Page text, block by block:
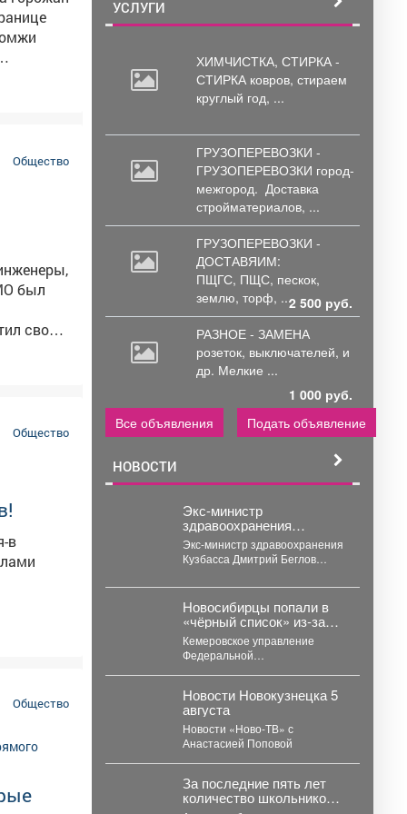
Общество
был
свой
Общество
в
Общество
УСЛУГИ
ХИМЧИСТКА, СТИРКА -
СТИРКА ковров, стираем
круглый год, ...
ГРУЗОПЕРЕВОЗКИ -
ГРУЗОПЕРЕВОЗКИ город-
межгород. Доставка
стройматериалов, ...
ГРУЗОПЕРЕВОЗКИ -
ДОСТАВЯИМ:
ПЩГС, ПЩС, пескок,
землю, торф, ...2 500 руб.
РАЗНОЕ - ЗАМЕНА
розеток, выключателей, и
др. Мелкие ...
1 000 руб.
Все объявления
Подать объявление
НОВОСТИ
Экс-министр
здравоохранения
Кузбасса Беглов
лишился около 115 млн
рублей
Экс-министр здравоохранения
Кузбасса Дмитрий Беглов
режима за взятки. Во время 10-
минутного...
Новосибирцы попали в
«чёрный список» из‑за
срыва ремонта дорог
Прокопьевска
Кемеровское управление
Федеральной
компанию ООО «Сибдорстрой»
в реестр недобросовестных
поставщиков. Речь...
Новости Новокузнецка 5
августа
Новости «Ново-ТВ» с
Анастасией Поповой
За последние пять лет
количество школьников в